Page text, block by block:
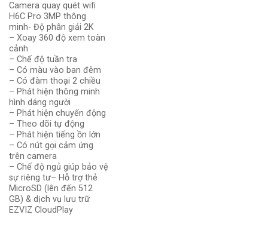
Camera quay quét wifi
H6C Pro 3MP thông
minh- Độ phân giải 2K
– Xoay 360 độ xem toàn
cảnh
– Chế độ tuần tra
– Có màu vào ban đêm
– Có đàm thoại 2 chiều
– Phát hiện thông minh
hình dáng người
– Phát hiện chuyển động
– Theo dõi tự động
– Phát hiện tiếng ồn lớn
– Có nút gọi cảm ứng
trên camera
– Chế độ ngủ giúp bảo vệ
sự riêng tư– Hỗ trợ thẻ
MicroSD (lên đến 512
GB) & dịch vụ lưu trữ
EZVIZ CloudPlay